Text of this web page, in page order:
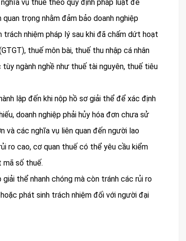
vụ thuế theo quy định pháp luật để
trọng nhằm đảm bảo doanh nghiệp
trách nhiệm pháp lý sau khi đã chấm dứt hoạt
thuế môn bài, thuế thu nhập cá nhân
ngành nghề như thuế tài nguyên, thuế tiêu
lập đến khi nộp hồ sơ giải thể để xác định
doanh nghiệp phải hủy hóa đơn chưa sử
và các nghĩa vụ liên quan đến người lao
ro cao, cơ quan thuế có thể yêu cầu kiểm
mã số thuế.
thể nhanh chóng mà còn tránh các rủi ro
phát sinh trách nhiệm đối với người đại